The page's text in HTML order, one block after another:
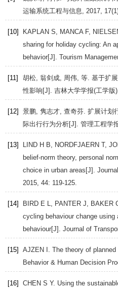
运输系统工程与信息, 2017, 17
[10] KAPLAN S, MANCA F,
sharing for holiday cycling: An
behavior[J]. Tourism
[11]
胡松, 翁剑成, 周伟, 等. 基于扩
性影响[J]. 吉林大学学报(工学版)
[12]
景鹏, 隽志才, 查奇芬. 扩展计划
际出行行为分析[J]. 管理工程学
[13] LIND H B, NORDFJAERN T,
belief-norm theory, personal
choice in urban areas[J].
2015, 44: 119-125.
[14] BIRD E L, PANTER J, BAKER
cycling behaviour change using
behaviour[J]. Journal of
[15] AJZEN . The theory of
Behavior & Human Decision
[16] CHEN S Y. Using the